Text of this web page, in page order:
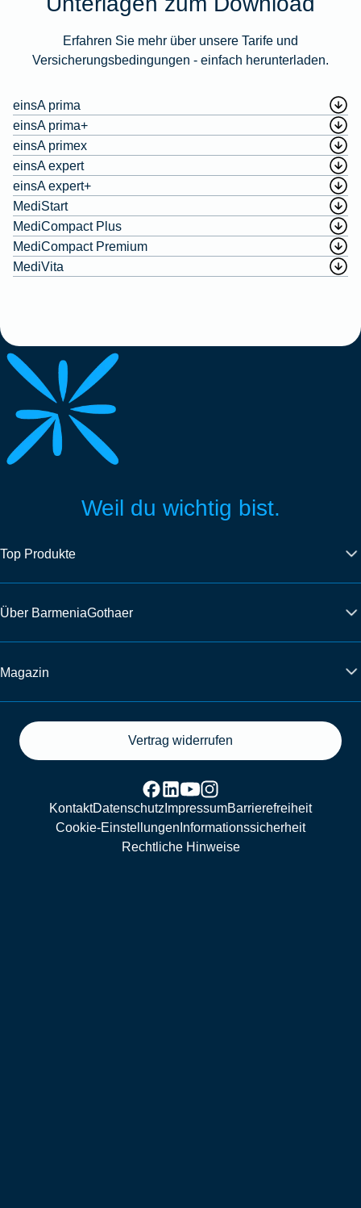
Erfahren Sie mehr über unsere Tarife und
Versicherungsbedingungen - einfach herunterladen.
einsA prima
einsA prima+
einsA primex
einsA expert
einsA expert+
MediStart
MediCompact Plus
MediCompact Premium
MediVita
Weil du wichtig bist.
Top Produkte
Über BarmeniaGothaer
Magazin
Vertrag widerrufen
KontaktDatenschutz ImpressumBarrierefreiheit
Cookie-Einstellungen Informationssicherheit
Rechtliche Hinweise